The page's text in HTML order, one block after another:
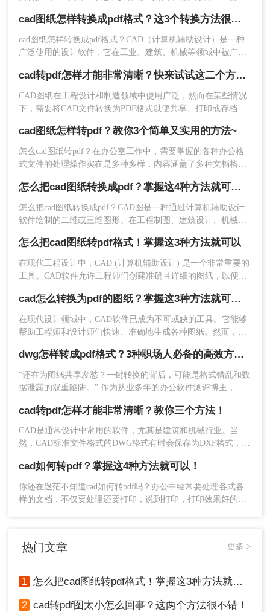
2、选择CAD转换，然后点击CAD转PDF，接着上传你要转换
的CAD文件就可以进行转换，为了方便还可以直接添加文件
夹，也可以一次多选。批量转换的好处就是省时，快来试试
吧。
第三种方法： 直接另存为
1、首先我们打开2016版本的CAD，然后点击主菜单选择【输
出】，将输出选项设置为【PDF】，如图所示：
处点击旁边的小按钮，可以指定需要转PDF的区域，最后确定
看到本文，那么你很快就能解决CAD转PDF，因为，小编在这
给大家整理了一些cad转PDF的操作方法。
cad图纸怎样转换成pdf格式？这3个转换方法很简单！
cad图纸怎样转换成pdf格式？CAD（计算机辅助设计）是一种
广泛使用的设计软件，它在工业、建筑、机械等领域中被广泛
分享、打印或在各种设备上查看。本文将介绍如何将CAD文件
转换为PDF格式。
cad转pdf怎样才能非常清晰？快来试试这二个方法出高清图纸！
CAD图纸在工程设计和制造领域中使用广泛，然而在某些情况
下，需要将CAD文件转换为PDF格式以便共享、打印或存档。
换后的PDF质量不够清晰。那么，cad转pdf怎样才能非常清晰
呢？下面将为您详细方法介绍。
cad图纸怎样转pdf？教你3个简单又实用的方法~
怎么cad图纸转pdf？在办公室工作中，需要掌握的各种办公格
式文件的处理操作实在是多种多样，内容涵盖了多种文档格
文件等等。而许多时候，我们需要把这些不同格式的文件，做
一些相互转换的操作，类似于把cad转换为pdf格式的文件。那
么如何将cad图纸怎样转pdf？不必担心，下面小编将以如何将
cad文件转换为pdf文件的操作为例，
怎么把cad图纸转换成pdf？掌握这4种方法就可以！
怎么把cad图纸转换成pdf？CAD图是一种通过计算机辅助设计
软件绘制的二维或三维图形。在工程制图、建筑设计、机械设
与其他人分享或者出版，就需要将CAD图转换为PDF格式，这
样可以确保图形的清晰度和文件的易读性。下面将详细介绍几
种常用怎么把cad图纸转换成pdf的方法。
怎么把cad图纸转pdf格式！掌握这3种方法就可以
在现代工程设计中，CAD (计算机辅助设计) 是一个非常重要的
工具。CAD软件允许工程师们创建准确且详细的图纸，以便进
PDF格式，以便与他人共享或打印。现在让我们来探讨一下怎
么把cad图纸转pdf格式。
cad怎么转换为pdf的图纸？掌握这3种方法就可以！
在现代设计领域中，CAD软件已成为不可或缺的工具。它能够
帮助工程师和设计师们快速、准确地生成各种图纸。然而，有
印或存档。那么，如何实现这一转换呢？本文将为您详细介绍
cad怎么转换为pdf的图纸的方法。
dwg怎样转成pdf格式？3种职场人必备的高效方法，最后一招绝了！
“还在为图纸共享发愁？一键转换的背后，可能是格式错乱和数
据泄露的双重陷阱。” 作为从业多年的办公软件测评博主，我
cad转pdf怎样才能非常清晰？教你三个方法！
CAD是通常设计中常用的软件，尤其是建筑和机械行业。当
然，CAD标准文件格式的DWG格式有时会保存为DXF格式，便
PDF格式，尤其是一些外国企业，似乎认可PDF格式的文件，
那么如何将cad转pdf怎样才能非常清晰，那么接下来我们来看
看cad转pdf的操作方法吧~
cad如何转pdf？掌握这4种方法就可以！
你还在迷茫不知道cad如何转pdf吗？办公中经常要处理各式各
样的文档，不仅要处理还要打印，说到打印，打印效果好的文
热门文章 更多 >
1 怎么把cad图纸转pdf格式！掌握这3种方法就可以
2 cad转pdf图太小怎么回事？这两个方法很不错！